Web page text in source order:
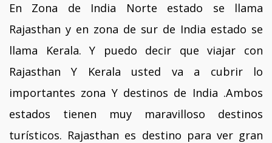
En Zona de India Norte estado se llama
Rajasthan y en zona de sur de India estado se
llama Kerala. Y puedo decir que viajar con
Rajasthan Y Kerala usted va a cubrir lo
importantes zona Y destinos de India .Ambos
estados tienen muy maravilloso destinos
turísticos. Rajasthan es destino para ver gran